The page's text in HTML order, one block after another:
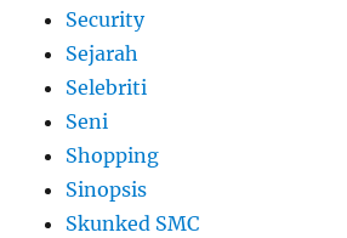
Security
Sejarah
Selebriti
Seni
Shopping
Sinopsis
Skunked SMC